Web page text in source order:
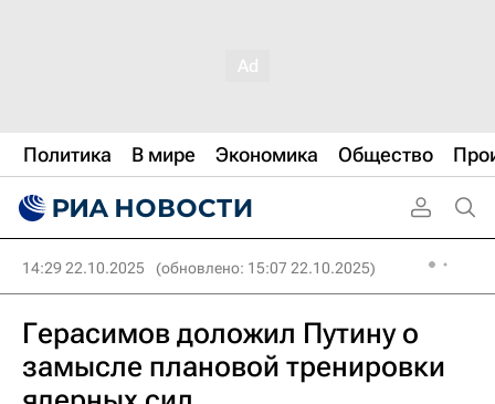
Политика В мире Экономика Общество
14:29 22.10.2025 (обновлено: 15:07 22.10.2025)
Герасимов доложил Путину о
замысле плановой тренировки